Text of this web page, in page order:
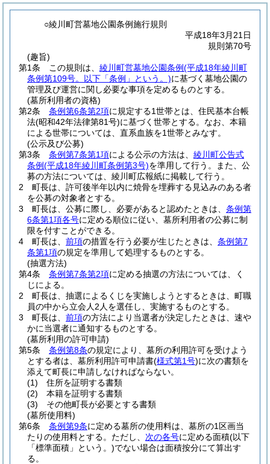
○綾川町営墓地公園条例施行規則
平成18年3月21日
規則第70号
(趣旨)
第1条
この規則は、 綾川町営墓地公園条例(平成18年綾川町
条例第109号。以下「条例」という。)に基づく墓地公園の
管理及び運営に関し必要な事項を定めるものとする。
(墓所利用者の資格)
第2条
条例第6条第2項に規定する1世帯とは、住民基本台帳
法(昭和42年法律第81号)に基づく世帯とする。 なお、本籍
による世帯については、直系血族を1世帯とみなす。
(公示及び公募)
第3条
条例第7条第1項による公示の方法は、 綾川町公告式
条例(平成18年綾川町条例第3号)を準用して行う。
また、公
募の方法については、綾川町広報紙に掲載して行う。
2
町長は、許可後半年以内に焼骨を埋葬する見込みのある者
を公募の対象者とする。
3
町長は、公募に際し、必要があると認めたときは、 条例第
6条第1項各号に定める順位に従い、墓所利用者の公募に制
限を付すことができる。
4
町長は、 前項の措置を行う必要が生じたときは、 条例第7
条第1項の規定を準用して処理するものとする。
(抽選方法)
第4条
条例第7条第2項に定める抽選の方法については、く
じによる。
2
町長は、抽選によるくじを実施しようとするときは、町職
員の中から立会人2人を選任し、実施するものとする。
3
町長は、 前項の方法により当選者が決定したときは、速や
かに当選者に通知するものとする。
(墓所利用の許可申請)
第5条
条例第8条の規定により、墓所の利用許可を受けよう
とする者は、墓所利用許可申請書(様式第1号)に次の書類を
添えて町長に申請しなければならない。
(1)
住所を証明する書類
(2)
本籍を証明する書類
(3)
その他町長が必要とする書類
(墓所使用料)
第6条
条例第9条に定める墓所の使用料は、墓所の1区画当
たりの使用料とする。 ただし、 次の各号に定める面積(以下
「標準面積」という。)でない場合は面積按分にて算出す
る。